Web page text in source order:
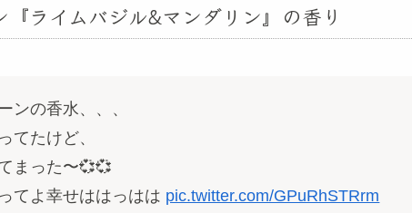
『ライムバジル&マンダリン』の香り
ンの香水、、、
てたけど、
まった〜💞💞
てよ幸せははっはは pic.twitter.com/GPuRhSTRrm